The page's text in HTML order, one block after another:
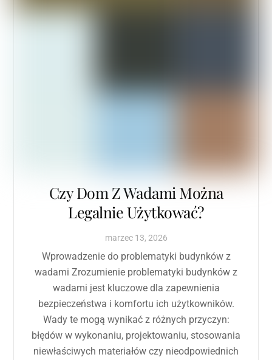
Czy Dom Z Wadami Można
Legalnie Użytkować?
marzec 13, 2026
Wprowadzenie do problematyki budynków z
wadami Zrozumienie problematyki budynków z
wadami jest kluczowe dla zapewnienia
bezpieczeństwa i komfortu ich użytkowników.
Wady te mogą wynikać z różnych przyczyn:
błędów w wykonaniu, projektowaniu, stosowania
niewłaściwych materiałów czy nieodpowiednich